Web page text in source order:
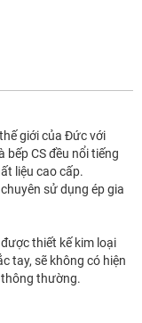
giới của Đức với
CS đều nổi tiếng
liệu cao cấp.
sử dụng ép gia
thiết kế kim loại
tay, sẽ không có hiện
thường.